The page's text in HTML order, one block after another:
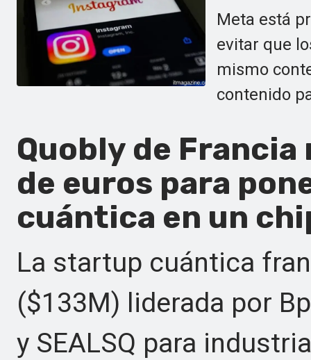
Meta está
evitar que
mismo
contenido
Quobly de Francia
de euros para
cuántica en un
La startup cuántica
($133M) liderada por
y SEALSQ para